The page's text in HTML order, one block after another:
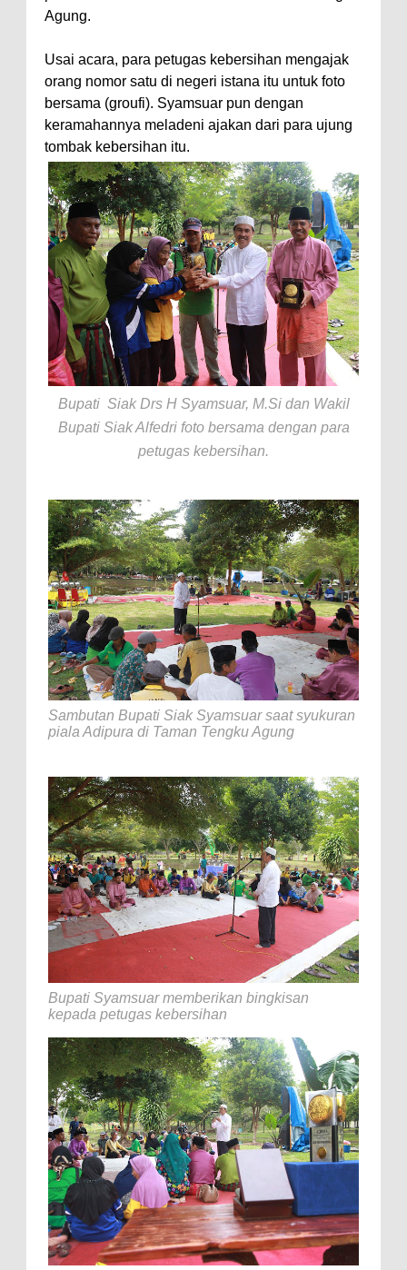
Agung.
Usai acara, para petugas kebersihan mengajak
orang nomor satu di negeri istana itu untuk foto
bersama (groufi). Syamsuar pun dengan
keramahannya meladeni ajakan dari para ujung
tombak kebersihan itu.
Bupati Siak Drs H Syamsuar, M.Si dan Wakil
Bupati Siak Alfedri foto bersama dengan para
petugas kebersihan.
Sambutan Bupati Siak Syamsuar saat syukuran
piala Adipura di Taman Tengku Agung
Bupati Syamsuar memberikan bingkisan
kepada petugas kebersihan